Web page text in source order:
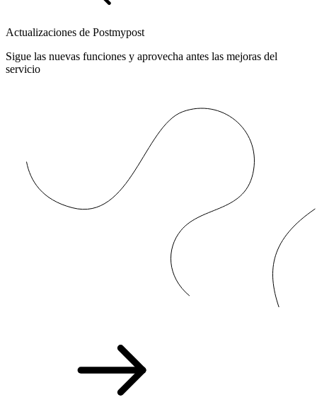
Actualizaciones de Postmypost
Sigue las nuevas funciones y aprovecha antes las mejoras del
servicio